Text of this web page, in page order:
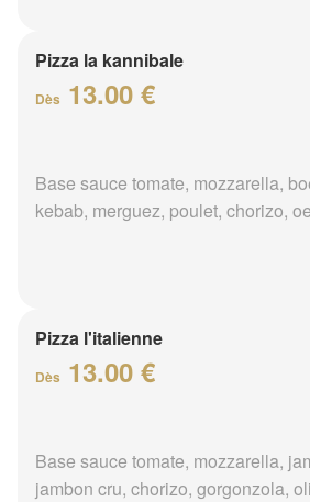
Pizza la kannibale
Dès 13.00 €
Base sauce tomate, mozzarella,
kebab, merguez, poulet, chorizo,
Pizza l'italienne
Dès 13.00 €
Base sauce tomate, mozzarella,
jambon cru, chorizo, gorgonzola,